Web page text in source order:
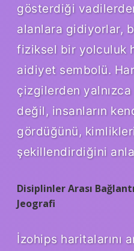
gösterdiği
alanlara gidiyorlar,
fiziksel bir yolculuk
aidiyet sembolü.
çizgilerden yalnızca
değil, insanların
gördüğünü,
şekillendirdiğini
Disiplinler Arası
Jeografi
İzohips haritalarını